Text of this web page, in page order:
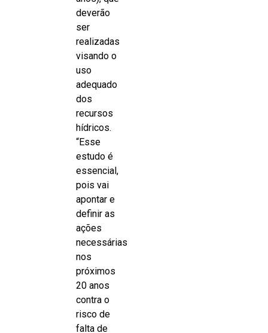
deverão
ser
realizadas
visando o
uso
adequado
dos
recursos
hídricos.
“Esse
estudo é
essencial,
pois vai
apontar e
definir as
ações
necessárias
nos
próximos
20 anos
contra o
risco de
falta de